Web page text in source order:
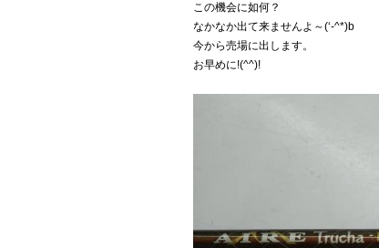
この機会に如何？
なかなか出て来ませんよ～(‘-^*)b
今から売場に出します。
お早めに!(^^)!